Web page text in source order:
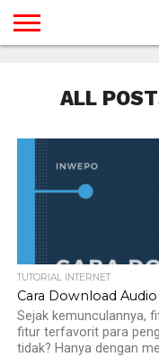
GAMES
DESAIN
ANDROID
YOUTUBE
INTERNET
WINDOWS
LINUX
MACINTOSH
MESSENGER
BLOGSPOT
WORDPRESS
PEMROGRAMAN
WEB
SERVER
ALL
TUTORIAL INTERNET
Cara Download
Sejak kemunculannya,
fitur terfavorit para
tidak? Hanya dengan